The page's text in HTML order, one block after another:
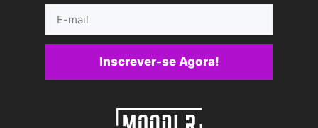
mail
Inscrever-se Agora!